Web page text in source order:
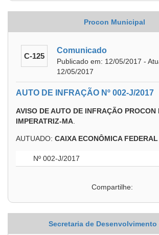
Procon Municipal
C-125
Comunicado
Publicado em: 12/05/2017 -
12/05/2017
AUTO DE INFRAÇÃO Nº 002-J/2017
AVISO DE AUTO DE INFRAÇÃO PROCON
IMPERATRIZ-MA
AUTUADO: CAIXA ECONÔMICA FEDERAL
Nº 002-J/2017
Compartilhe:
Secretaria de Desenvolvimento